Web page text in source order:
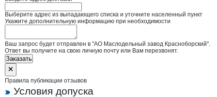
Выберите адрес из выпадающего списка и уточните населенный пункт
Укажите дополнительную информацию при необходимости
Ваш запрос будет отправлен в "АО Маслодельный завод Красноборский".
Ответ вы получите на свою личную почту или Вам перезвонят.
Заказать
Правила публикации отзывов
Условия допуска